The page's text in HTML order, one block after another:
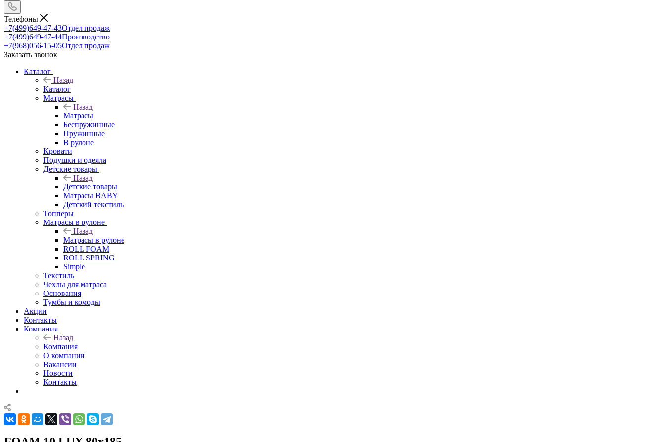
Телефоны
+7(499)649-47-43Отдел продаж
+7(499)649-47-44Производство
+7(968)056-15-05Отдел продаж
Заказать звонок
Каталог
Назад
Каталог
Матрасы
Назад
Матрасы
Беспружинные
Пружинные
В рулоне
Кровати
Подушки и одеяла
Детские товары
Назад
Детские товары
Матрасы BABY
Детский текстиль
Топперы
Матрасы в рулоне
Назад
Матрасы в рулоне
ROLL FOAM
ROLL SPRING
Simple
Текстиль
Чехлы для матраса
Основания
Тумбы и комоды
Акции
Контакты
Компания
Назад
Компания
О компании
Вакансии
Новости
Контакты